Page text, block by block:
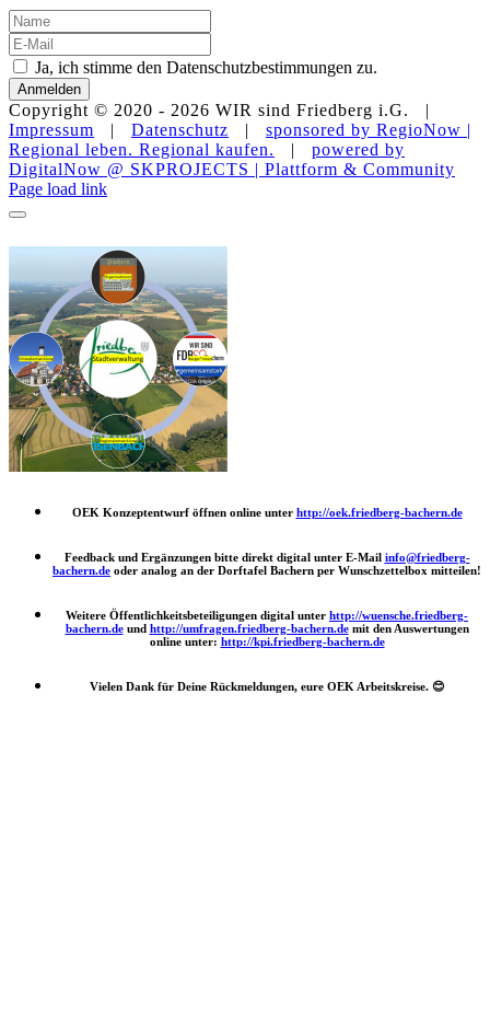
Ja, ich stimme den Datenschutzbestimmungen zu.
Anmelden
Copyright © 2020 - 2026 WIR sind Friedberg i.G. |
Impressum | Datenschutz | sponsored by RegioNow |
Regional leben. Regional kaufen.
| powered by
DigitalNow @ SKPROJECTS | Plattform & Community
E-
Mail
WhatsApp
Facebook
Instagram
YouTube
Page load link
OEK Konzeptentwurf öffnen online unter http://oek.friedberg-bachern.de
Feedback und Ergänzungen bitte direkt digital unter E-Mail info@friedberg-
bachern.de oder analog an der Dorftafel Bachern per Wunschzettelbox mitteilen!
Weitere Öffentlichkeitsbeteiligungen digital unter http://wuensche.friedberg-
bachern.deund http://umfragen.friedberg-bachern.de mit den Auswertungen
online unter: http://kpi.friedberg-bachern.de
Vielen Dank für Deine Rückmeldungen, eure OEK Arbeitskreise. 😊